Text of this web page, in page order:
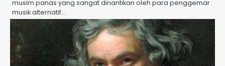
musim panas yang sangat dinantikan oleh para penggemar
musik alternatif…